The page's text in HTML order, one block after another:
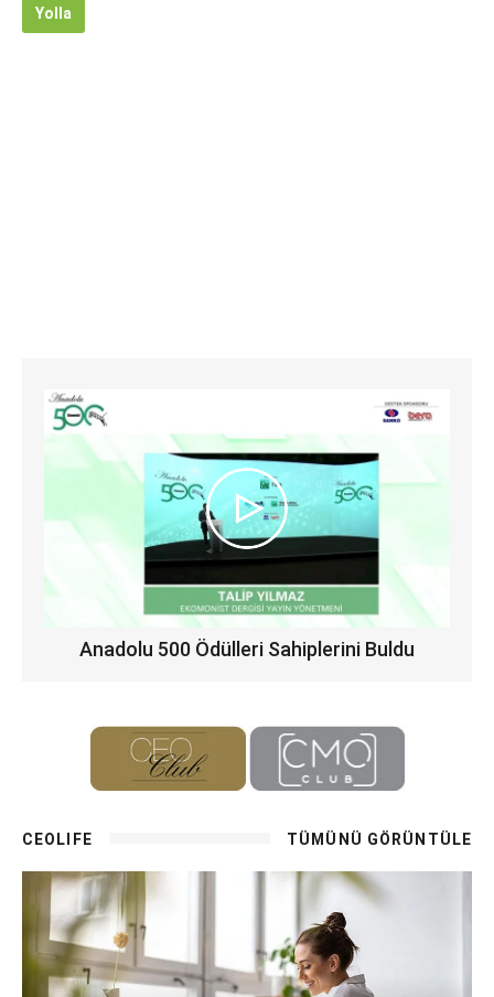
Yolla
Anadolu 500 Ödülleri Sahiplerini Buldu
CEOLIFE TÜMÜNÜ GÖRÜNTÜLE